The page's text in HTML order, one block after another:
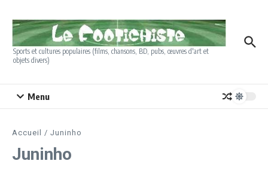
Sports et cultures populaires (films, chansons, BD, pubs, œuvres d'art et
objets divers)
Menu
Accueil / Juninho
Juninho